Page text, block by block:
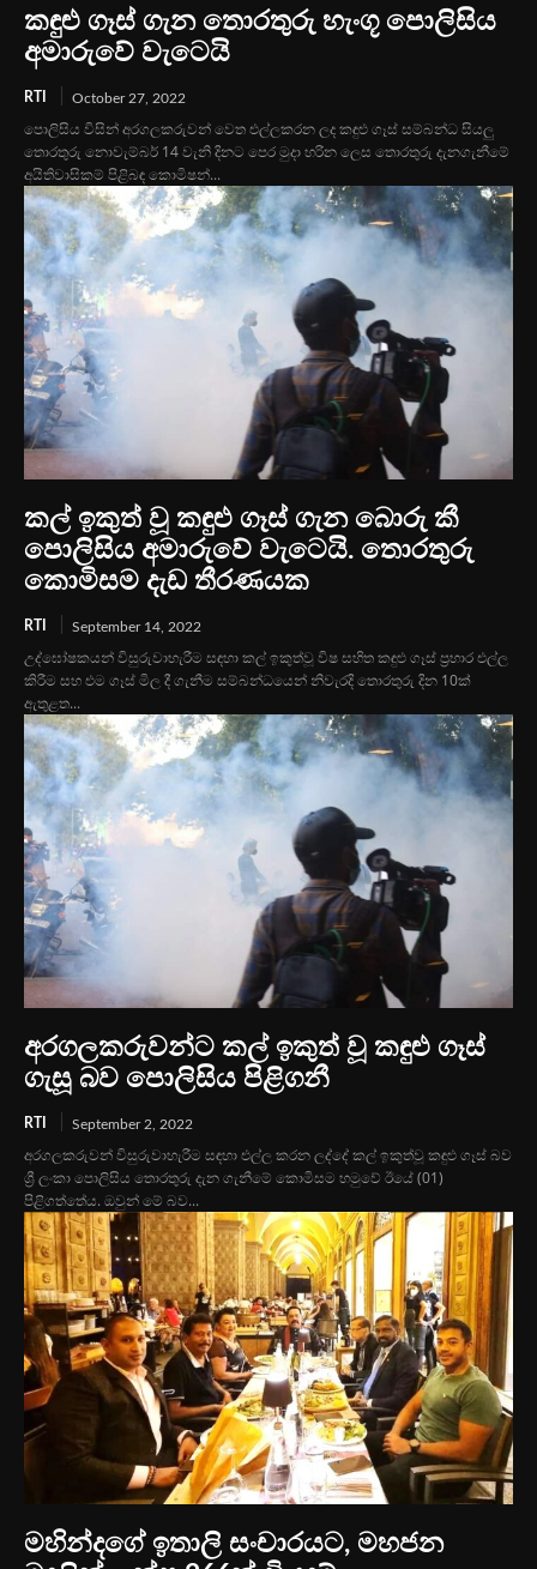
කඳුළු ගෑස් ගැන තොරතුරු හැංගූ පොලිසිය
අමාරුවේ වැටෙයි
RTI October 27, 2022
පොලිසිය විසින් අරගලකරුවන් වෙත එල්ලකරන ලද කඳුළු ගෑස් සම්බන්ධ සියලු
තොරතුරු නොවැම්බර් 14 වැනි දිනට පෙර මුදා හරින ලෙස තොරතුරු දැනගැනීමේ
අයිතිවාසිකම් පිළිබඳ කොමිෂන්...
කල් ඉකුත් වූ කඳුළු ගෑස් ගැන බොරු කී
පොලිසිය අමාරුවේ වැටෙයි. තොරතුරු
කොමිසම දැඩ තීරණයක
RTI September 14, 2022
උද්ඝෝෂකයන් විසුරුවාහැරීම සඳහා කල් ඉකුත්වූ විෂ සහිත කඳුළු ගෑස් ප්‍රහාර එල්ල
කිරීම සහ එම ගෑස් මිල දී ගැනීම සම්බන්ධයෙන් නිවැරදි තොරතුරු දින 10ක්
ඇතුළත...
අරගලකරුවන්ට කල් ඉකුත් වූ කඳුළු ගෑස්
ගැසූ බව පොලිසිය පිළිගනී
RTI September 2, 2022
අරගලකරුවන් විසුරුවාහැරීම සඳහා එල්ල කරන ලද්දේ කල් ඉකුත්වූ කඳුළු ගෑස් බව
ශ්‍රී ලංකා පොලිසිය තොරතුරු දැන ගැනීමේ කොමිසම හමුවේ ‍ඊයේ (01)
පිළිගත්තේය. ඔවුන් මේ බව...
මහින්දගේ ඉතාලි සංචාරයට, මහජන